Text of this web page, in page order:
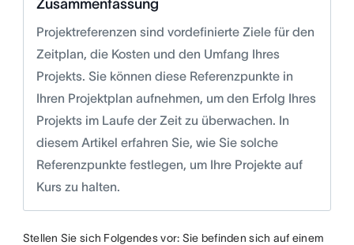
Zusammenfassung
Projektreferenzen sind vordefinierte Ziele für den
Zeitplan, die Kosten und den Umfang Ihres
Projekts. Sie können diese Referenzpunkte in
Ihren Projektplan aufnehmen, um den Erfolg Ihres
Projekts im Laufe der Zeit zu überwachen. In
diesem Artikel erfahren Sie, wie Sie solche
Referenzpunkte festlegen, um Ihre Projekte auf
Kurs zu halten.
Stellen Sie sich Folgendes vor: Sie befinden sich auf einem